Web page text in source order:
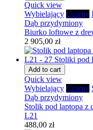
Quick view
Wybielający Czarny
Dąb przydymiony
Biurko loftowe z
2 905,00 zł
Add to cart
Quick view
Wybielający Czarny
Dąb przydymiony
Stolik pod laptopa z
L21
488,00 zł